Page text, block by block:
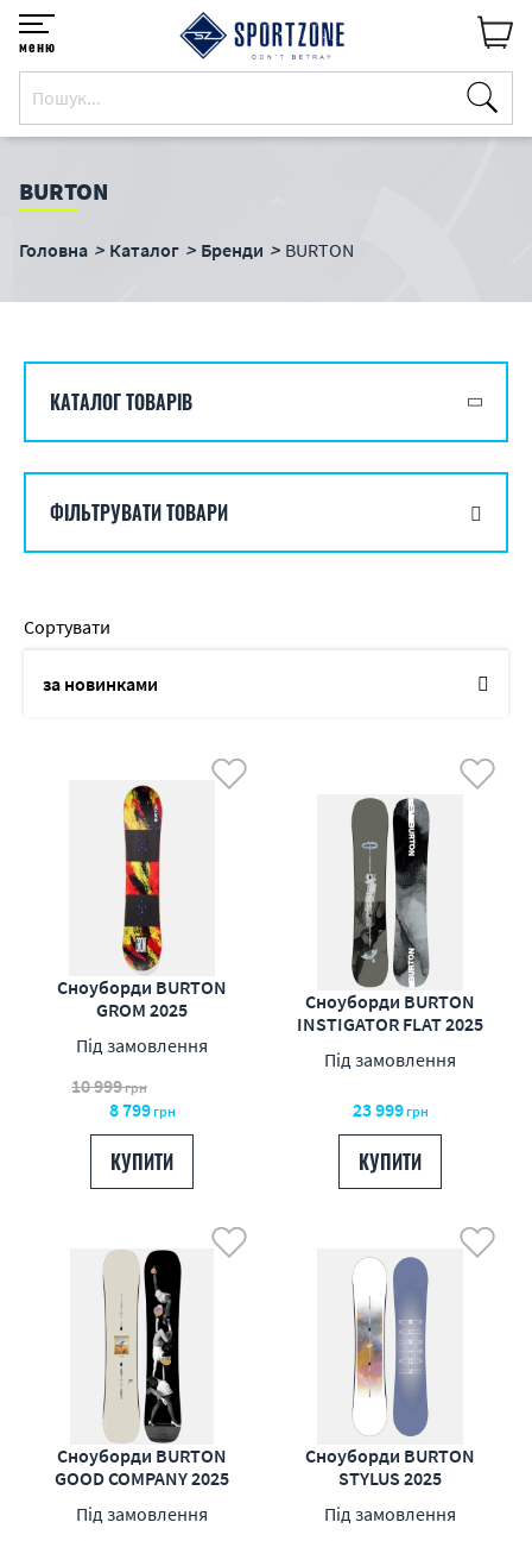
меню
BURTON
Головна Каталог Бренди BURTON
КАТАЛОГ ТОВАРІВ
ФІЛЬТРУВАТИ ТОВАРИ
Сортувати
за новинками
від дешевих до дорогих
від дорогих до дешевих
по наявності
Сноуборди BURTON
GROM 2025
Під замовлення
10 999грн
8 799грн
КУПИТИ
Сноуборди BURTON
INSTIGATOR FLAT 2025
Під замовлення
23 999грн
КУПИТИ
Сноуборди BURTON
GOOD COMPANY 2025
Під замовлення
Сноуборди BURTON
STYLUS 2025
Під замовлення